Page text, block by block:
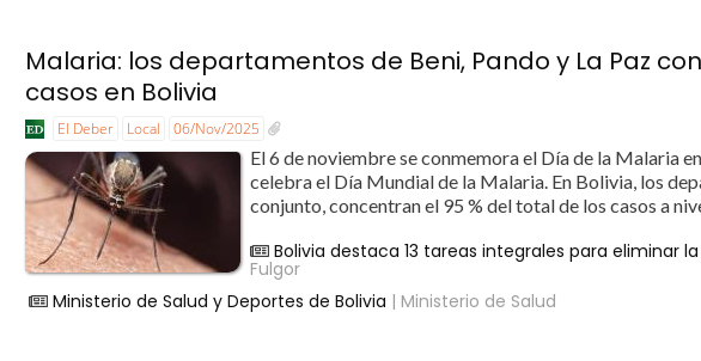
Malaria: los departamentos de Beni, Pando y La Paz
casos en Bolivia
El Deber Local 06/Nov/2025
El 6 de noviembre se conmemora el Día de la Malaria
celebra el Día Mundial de la Malaria. En Bolivia, los
conjunto, concentran el 95 % del total de los casos a
Bolivia destaca 13 tareas integrales para eliminar
Fulgor
Ministerio de Salud y Deportes de Bolivia | Ministerio de Salud